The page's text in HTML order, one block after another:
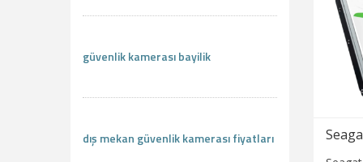
güvenlik kamerası bayilik
dış mekan güvenlik kamerası fiyatları